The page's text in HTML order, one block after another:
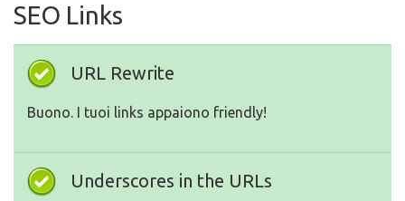
SEO Links
URL Rewrite
Buono. I tuoi links appaiono friendly!
Underscores in the URLs